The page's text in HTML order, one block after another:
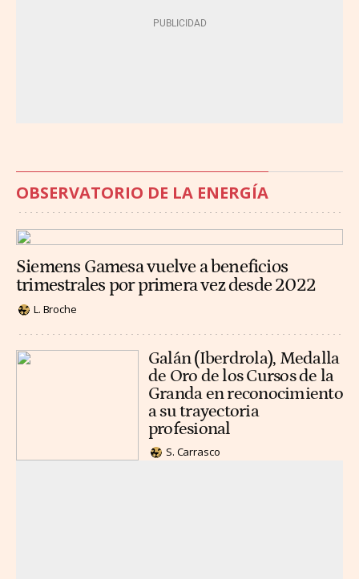
OBSERVATORIO DE LA ENERGÍA
Siemens Gamesa vuelve a beneficios
trimestrales por primera vez desde 2022
L. Broche
Galán (Iberdrola), Medalla
de Oro de los Cursos de la
Granda en reconocimiento
a su trayectoria
profesional
S. Carrasco